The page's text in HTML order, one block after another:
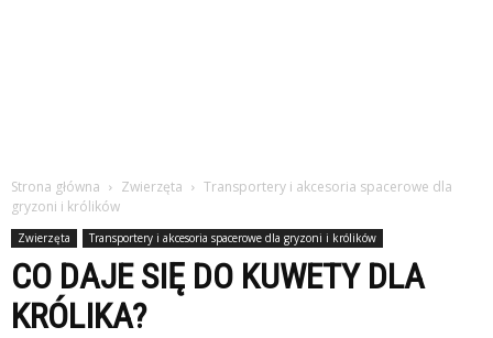
Strona główna Zwierzęta
Transportery i akcesoria spacerowe dla
gryzoni i królików
Zwierzęta Transportery i akcesoria spacerowe dla gryzoni i królików
CO DAJE SIĘ DO KUWETY DLA
KRÓLIKA?